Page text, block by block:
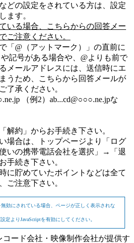
どの設定をされている方は、設定
ます。
いる場合、こちらからの回答メー
ご注意ください。
「@（アットマーク）」の直前に
や記号がある場合や、@よりも前で
メールアドレスには、送信時にエ
うため、こちらから回答メールが
了承ください。
（例2）ab...cd@○○○.ne.jpな
解約」からお手続き下さい。
場合は、トップページより「ログ
いの携帯電話会社を選択」→「退
手続き下さい。
に貯めていたポイントなどは全て
ご注意下さい。
効にされている場合、ページが正しく表示されな
定よりJavaScriptを有効にしてください。